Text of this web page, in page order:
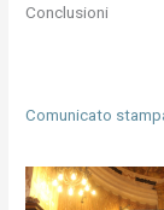
Conclusioni
Comunicato